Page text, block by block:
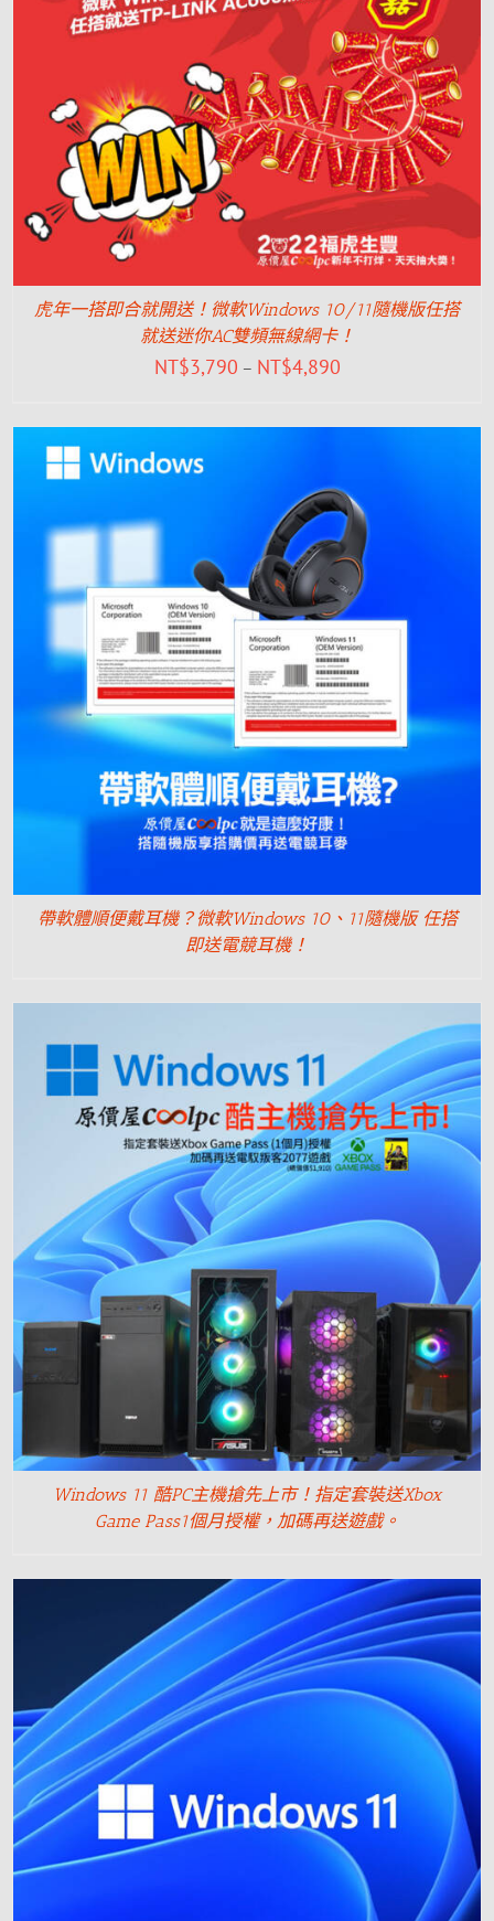
虎年一搭即合就開送！微軟Windows 10/11隨機版任搭
就送迷你AC雙頻無線網卡！
NT$3,790 – NT$4,890
帶軟體順便戴耳機？微軟Windows 10、11隨機版 任搭
即送電競耳機！
Windows 11 酷PC主機搶先上市！指定套裝送Xbox
Game Pass1個月授權，加碼再送遊戲。